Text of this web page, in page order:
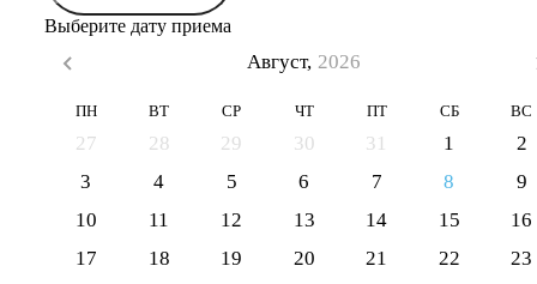
Выберите дату приема
Август, 2026
ПН ВТ СР ЧТ ПТ СБ ВС
27 28 29 30 31 1
2
3
4 5 6 7 8
9
10
11 12 13 14 15
16
17
18 19 20 21 22
23